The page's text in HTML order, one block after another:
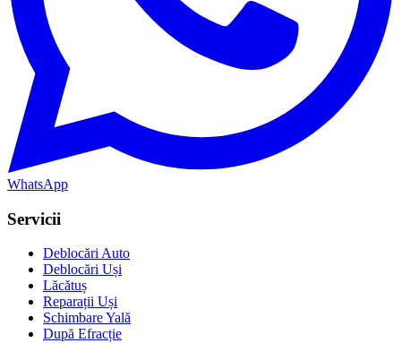
WhatsApp
Servicii
Deblocări Auto
Deblocări Uși
Lăcătuș
Reparații Uși
Schimbare Yală
După Efracție